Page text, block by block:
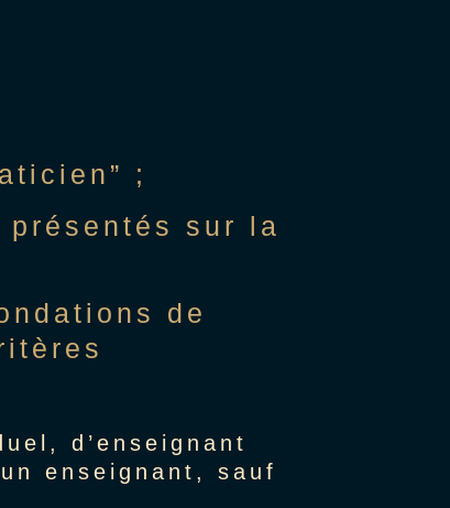
;
sur la
de
d’enseignant
enseignant, sauf